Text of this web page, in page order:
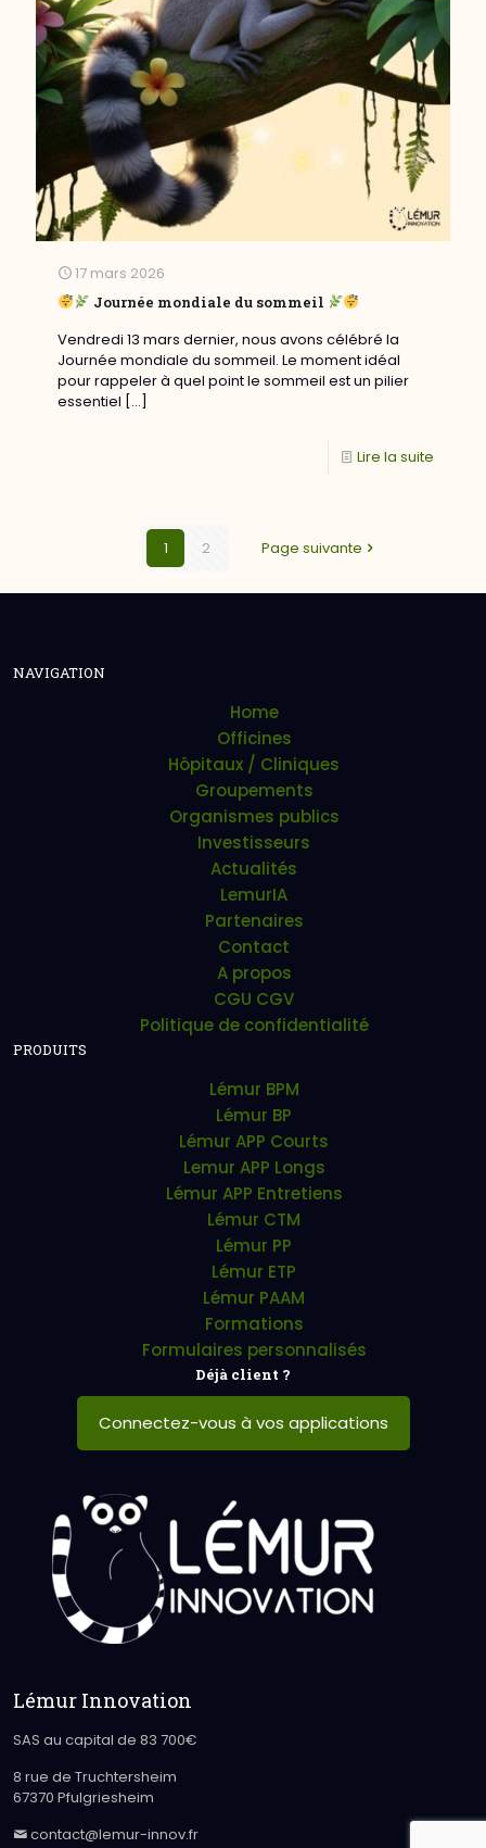
17 mars 2026
Journée mondiale du sommeil
Vendredi 13 mars dernier, nous avons célébré la
Journée mondiale du sommeil. Le moment idéal
pour rappeler à quel point le sommeil est un pilier
essentiel […]
Lire la suite
1 2 Page suivante
NAVIGATION
Home
Officines
Hôpitaux / Cliniques
Groupements
Organismes publics
Investisseurs
Actualités
LemurIA
Partenaires
Contact
A propos
CGU CGV
Politique de confidentialité
PRODUITS
Lémur BPM
Lémur BP
Lémur APP Courts
Lemur APP Longs
Lémur APP Entretiens
Lémur CTM
Lémur PP
Lémur ETP
Lémur PAAM
Formations
Formulaires personnalisés
Déjà client ?
Connectez-vous à vos applications
Lémur Innovation
SAS au capital de 83 700€
8 rue de Truchtersheim
67370 Pfulgriesheim
contact@lemur-innov.fr